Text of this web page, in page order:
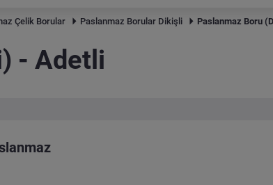
Çelik Borular Paslanmaz Borular Dikişli Paslanmaz Boru
- Adetli